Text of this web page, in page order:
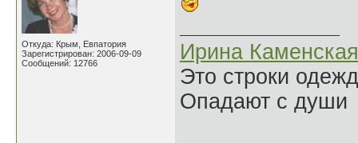
Откуда: Крым, Евпатория
Зарегистрирован: 2006-09-09
Сообщений: 12766
Ирина Каменская
Это строки
Опадают с души